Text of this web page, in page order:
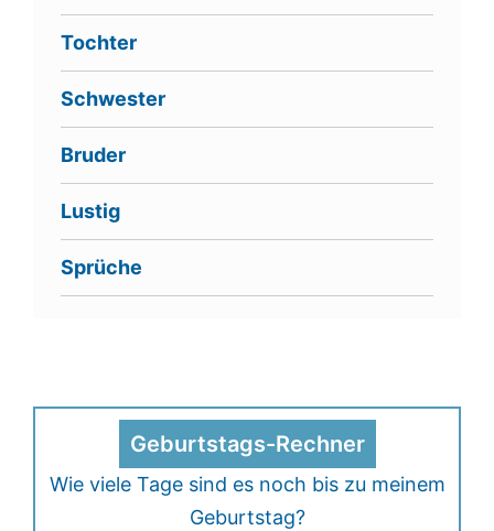
Tochter
Schwester
Bruder
Lustig
Sprüche
Geburtstags-Rechner
Wie viele Tage sind es noch bis zu meinem
Geburtstag?